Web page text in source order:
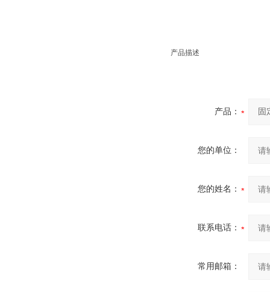
产品描述
产品：
您的单位：
您的姓名：
联系电话：
常用邮箱：